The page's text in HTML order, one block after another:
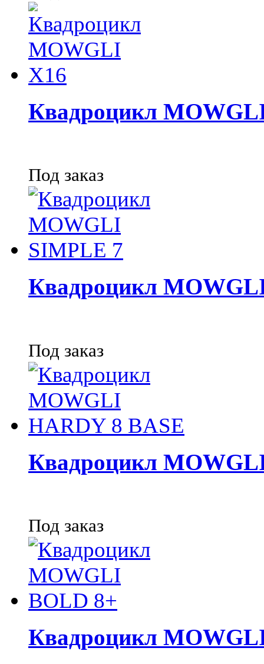
Квадроцикл
Под заказ
Квадроцикл
Под заказ
Квадроцикл
Под заказ
Квадроцикл